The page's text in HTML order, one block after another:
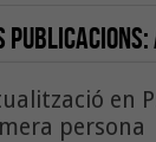
Publicacions:
en
persona